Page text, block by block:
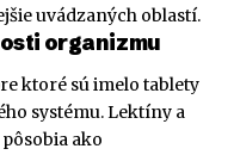
uvádzaných oblastí.
organizmu
ktoré sú imelo tablety
systému. Lektíny a
ako